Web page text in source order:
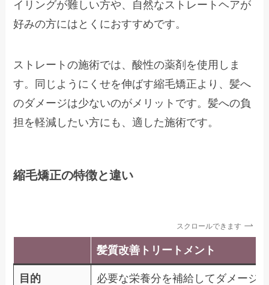
イリングが難しい方や、自然なストレートヘアが
好みの方にはとくにおすすめです。
ストレートの施術では、酸性の薬剤を使用しま
す。同じようにくせを伸ばす縮毛矯正より、髪へ
のダメージは少ないのがメリットです。髪への負
担を軽減したい方にも、適した施術です。
縮毛矯正の特徴と違い
スクロールできます
髪質改善トリートメント
目的 必要な栄養分を補給してダメージ